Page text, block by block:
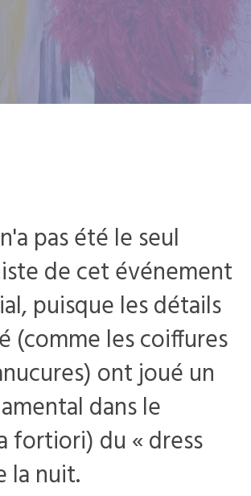
pas été le seul
de cet événement
puisque les détails
(comme les coiffures
ont joué un
dans le
fortiori) du « dress
la nuit.